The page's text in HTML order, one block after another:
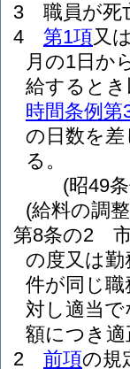
3
職員が死
4
第1項又
月の1日か
給すると
時間条例第
の日数を
る。
(昭49
(給料の調
第8条の2
の度又は
件が同じ
対し適当
額につき
2
前項の規